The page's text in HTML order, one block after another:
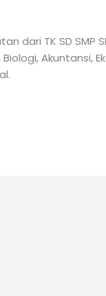
TK SD SMP
Akuntansi,